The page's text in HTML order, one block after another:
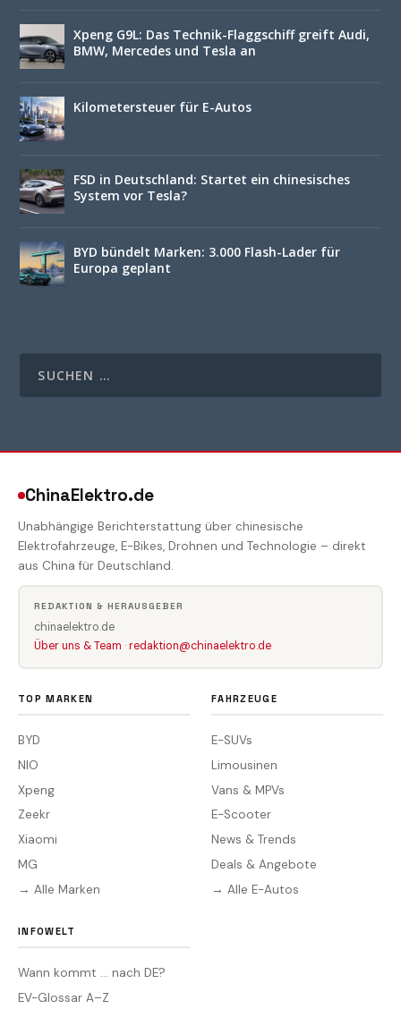
Xpeng G9L: Das Technik-Flaggschiff greift Audi,
BMW, Mercedes und Tesla an
Kilometersteuer für E-Autos
FSD in Deutschland: Startet ein chinesisches
System vor Tesla?
BYD bündelt Marken: 3.000 Flash-Lader für
Europa geplant
ChinaElektro.de
Unabhängige Berichterstattung über chinesische
Elektrofahrzeuge, E-Bikes, Drohnen und Technologie – direkt
aus China für Deutschland.
REDAKTION & HERAUSGEBER
chinaelektro.de
Über uns & Team ·redaktion@chinaelektro.de
TOP MARKEN
BYD
NIO
Xpeng
Zeekr
Xiaomi
MG
→ Alle Marken
FAHRZEUGE
E-SUVs
Limousinen
Vans & MPVs
E-Scooter
News & Trends
Deals & Angebote
→ Alle E-Autos
INFOWELT
Wann kommt … nach DE?
EV-Glossar A–Z